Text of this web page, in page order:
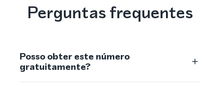
Perguntas frequentes
Posso obter este número
gratuitamente?